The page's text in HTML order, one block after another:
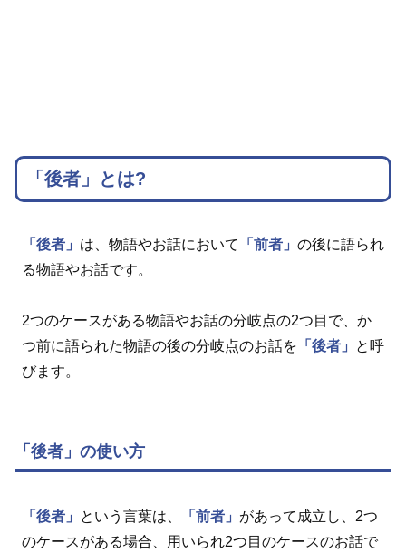
「後者」とは?
「後者」 は、物語やお話において 「前者」 の後に語られ
る物語やお話です。
2つのケースがある物語やお話の分岐点の2つ目で、か
つ前に語られた物語の後の分岐点のお話を 「後者」
と呼
びます。
「後者」の使い方
「後者」 という言葉は、 「前者」 があって成立し、2つ
のケースがある場合、用いられ2つ目のケースのお話で